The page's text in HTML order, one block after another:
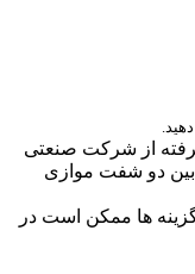
از شرکت صنعتی
بین دو شفت موازی
ها ممکن است در